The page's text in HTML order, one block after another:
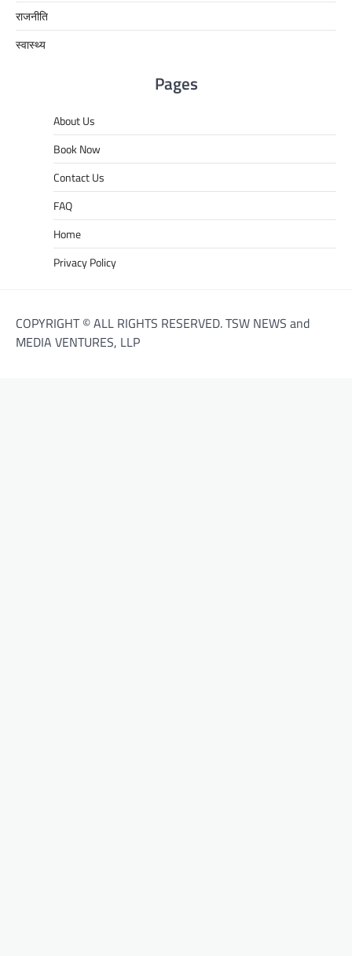
राजनीति
स्वास्थ्य
Pages
About Us
Book Now
Contact Us
FAQ
Home
Privacy Policy
COPYRIGHT © ALL RIGHTS RESERVED. TSW NEWS and
MEDIA VENTURES, LLP